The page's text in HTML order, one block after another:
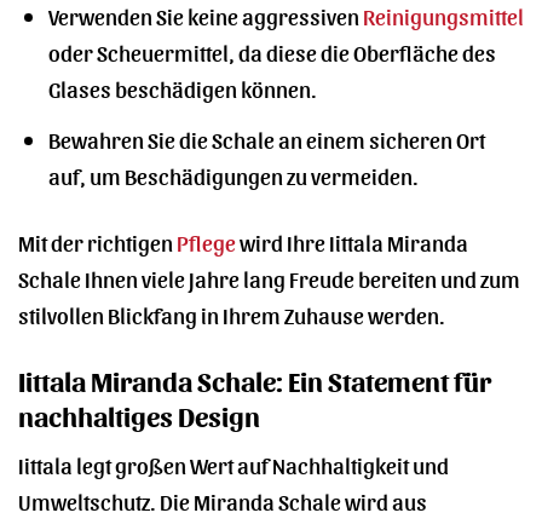
Verwenden Sie keine aggressiven Reinigungsmittel
oder Scheuermittel, da diese die Oberfläche des
Glases beschädigen können.
Bewahren Sie die Schale an einem sicheren Ort
auf, um Beschädigungen zu vermeiden.
Mit der richtigen Pflegewird Ihre Iittala Miranda
Schale Ihnen viele Jahre lang Freude bereiten und zum
stilvollen Blickfang in Ihrem Zuhause werden.
Iittala Miranda Schale: Ein Statement für
nachhaltiges Design
Iittala legt großen Wert auf Nachhaltigkeit und
Umweltschutz. Die Miranda Schale wird aus